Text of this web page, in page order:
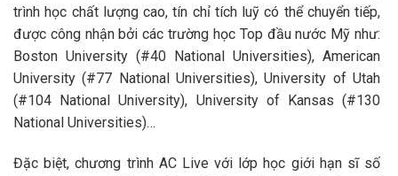
trình học chất lượng cao, tín chỉ tích luỹ có thể chuyển tiếp,
được công nhận bởi các trường học Top đầu nước Mỹ như:
Boston University (#40 National Universities), American
University (#77 National Universities), University of Utah
(#104 National University), University of Kansas (#130
National Universities)…
Đặc biệt, chương trình AC Live với lớp học giới hạn sĩ số